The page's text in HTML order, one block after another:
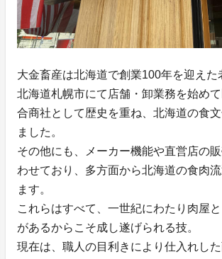
大金畜産は北海道で創業100年を迎えた
北海道札幌市にて店舗・卸業務を始め
合商社として歴史を重ね、北海道の食
ました。
その他にも、メーカー機能や直営店の
わせており、多方面から北海道の食肉
ます。
これらはすべて、一世紀にわたり肉屋
があるからこそ成し遂げられる技。
現在は、職人の目利きにより仕入れし